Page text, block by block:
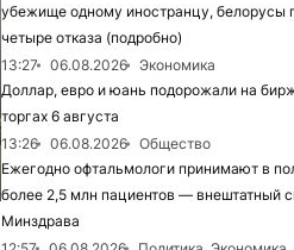
убежище одному иностранцу, белорусы
четыре отказа (подробно)
13:27
06.08.2026
Экономика
Доллар, евро и юань подорожали на
торгах 6 августа
13:26
06.08.2026
Общество
Ежегодно офтальмологи принимают в
более 2,5 млн пациентов — внештатный
Минздрава